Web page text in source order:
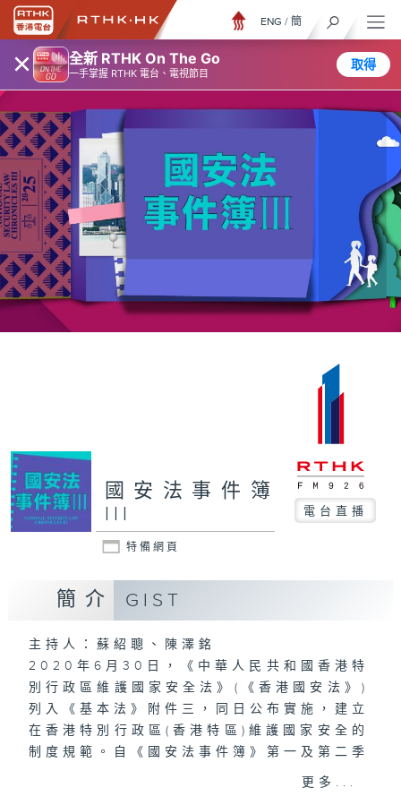
× 全新 RTHK On The Go
一手掌握 RTHK 電台、電視節目
取得
ENG / 簡
國安法事件簿
III
電台直播
特備網頁
簡介 GIST
主持人：蘇紹聰、陳澤銘
2020年6月30日，《中華人民共和國香港特
別行政區維護國家安全法》(《香港國安法》)
列入《基本法》附件三，同日公布實施，建立
在香港特別行政區(香港特區)維護國家安全的
制度規範。自《國安法事件簿》第一及第二季
推出以來，引起各界的關注，透過兩位律師及
更多...